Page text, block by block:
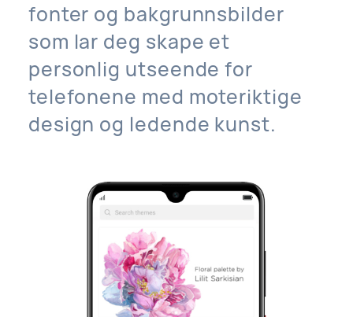
fonter og bakgrunnsbilder
som lar deg skape et
personlig utseende for
telefonene med moteriktige
design og ledende kunst.